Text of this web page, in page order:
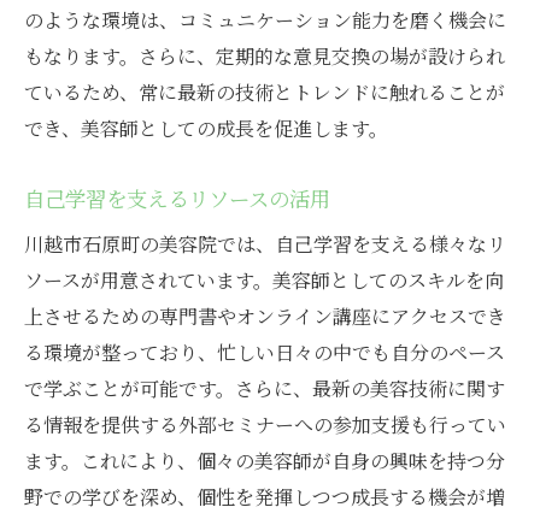
のような環境は、コミュニケーション能力を磨く機会に
もなります。さらに、定期的な意見交換の場が設けられ
ているため、常に最新の技術とトレンドに触れることが
でき、美容師としての成長を促進します。
自己学習を支えるリソースの活用
川越市石原町の美容院では、自己学習を支える様々なリ
ソースが用意されています。美容師としてのスキルを向
上させるための専門書やオンライン講座にアクセスでき
る環境が整っており、忙しい日々の中でも自分のペース
で学ぶことが可能です。さらに、最新の美容技術に関す
る情報を提供する外部セミナーへの参加支援も行ってい
ます。これにより、個々の美容師が自身の興味を持つ分
野での学びを深め、個性を発揮しつつ成長する機会が増